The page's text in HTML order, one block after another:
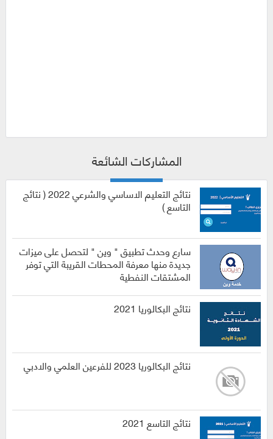
المشاركات الشائعة
نتائج التعليم الاساسي والشرعي 2022 ( نتائج
التاسع )
سارع وحدث تطبيق " وين " لتحصل على ميزات
جديدة منها معرفة المحطات القريبة التي توفر
المشتقات النفطية
نتائج البكالوريا 2021
نتائج البكالوريا 2023 للفرعين العلمي والادبي
نتائج التاسع 2021